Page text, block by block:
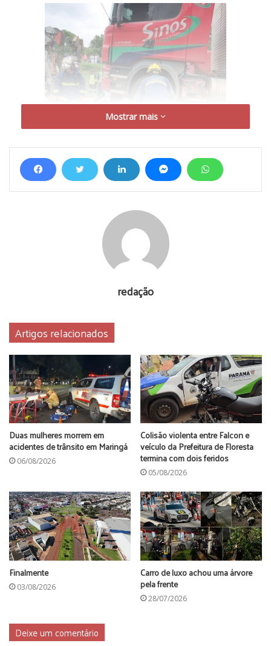
As quatro pessoas que estavam no Honda Civic e
no bairro Pilarzinho, em Curitiba
Rogério Augusto de Carvalho 38 anos, o filho dele Rian
nas ferragens, Nilson das Naves Mann, de 34 anos.
Ele chegou a ser socorrido com vida, mas morreu dentro da
ambulância do Siate quando era encaminhado ao hospital.
Mostrar mais
redação
Artigos relacionados
Duas mulheres morrem em
acidentes de trânsito em Maringá
06/08/2026
Colisão violenta entre Falcon e
veículo da Prefeitura de Floresta
termina com dois feridos
05/08/2026
Finalmente
03/08/2026
Carro de luxo achou uma árvore
pela frente
28/07/2026
Deixe um comentário